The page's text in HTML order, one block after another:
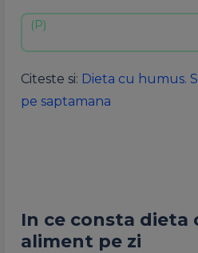
Citeste si: Dieta cu humus.
pe saptamana
In ce consta dieta
aliment pe zi